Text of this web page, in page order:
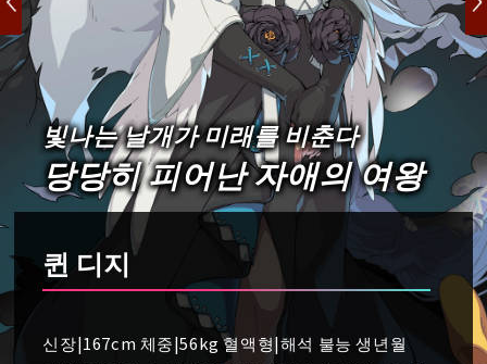
빛나는 날개가 미래를 비춘다
당당히 피어난 자애의 여왕
퀸 디지
신장|167cm 체중|56kg 혈액형|해석 불능 생년월